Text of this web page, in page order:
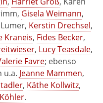
Gisela Weimann,
Kerstin Drechsel,
Kraneis, Fides Becker,
, Lucy Teasdale,
Favre; ebenso
u.a. Jeanne Mammen,
, Käthe Kollwitz,
.